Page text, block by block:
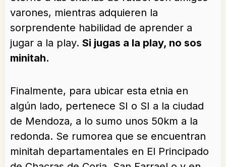
varones, mientras adquieren la
sorprendente habilidad de aprender a
jugar a la play. Si jugas a la play, no sos
minitah.
Finalmente, para ubicar esta etnia en
algún lado, pertenece SI o SI a la ciudad
de Mendoza, a lo sumo unos 50km a la
redonda. Se rumorea que se encuentran
minitah departamentales en El Principado